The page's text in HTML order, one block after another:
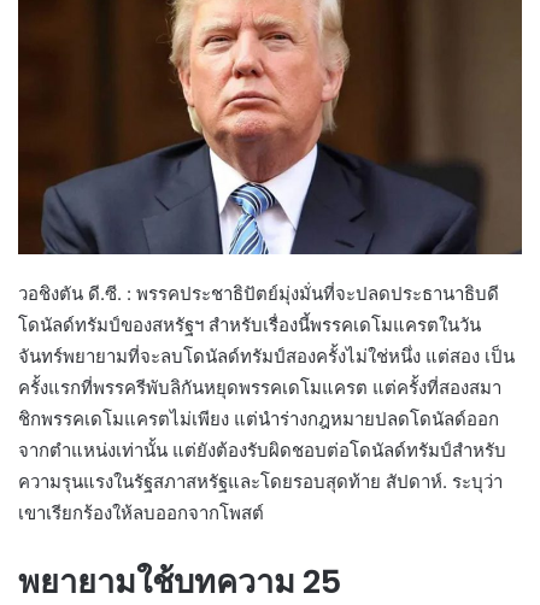
วอชิงตัน ดี.ซี. : พรรคประชาธิปัตย์มุ่งมั่นที่จะปลดประธานาธิบดี
โดนัลด์ทรัมป์ของสหรัฐฯ สำหรับเรื่องนี้พรรคเดโมแครตในวัน
จันทร์พยายามที่จะลบโดนัลด์ทรัมป์สองครั้งไม่ใช่หนึ่ง แต่สอง เป็น
ครั้งแรกที่พรรครีพับลิกันหยุดพรรคเดโมแครต แต่ครั้งที่สองสมา
ชิกพรรคเดโมแครตไม่เพียง แต่นำร่างกฎหมายปลดโดนัลด์ออก
จากตำแหน่งเท่านั้น แต่ยังต้องรับผิดชอบต่อโดนัลด์ทรัมป์สำหรับ
ความรุนแรงในรัฐสภาสหรัฐและโดยรอบสุดท้าย สัปดาห์. ระบุว่า
เขาเรียกร้องให้ลบออกจากโพสต์
พยายามใช้บทความ 25